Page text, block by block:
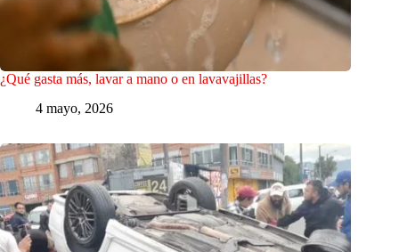
¿Qué gasta más, lavar a mano o en lavavajillas?
4 mayo, 2026